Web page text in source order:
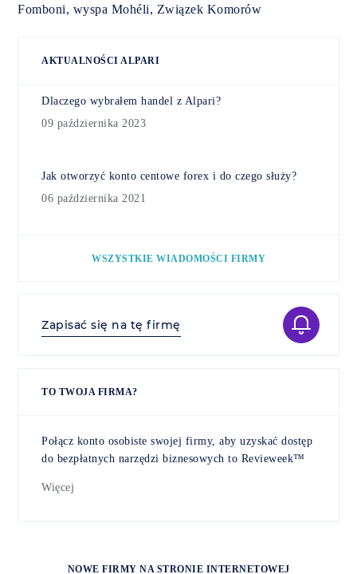
Fomboni, wyspa Mohéli, Związek Komorów
AKTUALNOŚCI ALPARI
Dlaczego wybrałem handel z Alpari?
09 października 2023
Jak otworzyć konto centowe forex i do czego służy?
06 października 2021
WSZYSTKIE WIADOMOŚCI FIRMY
Zapisać się na tę firmę
TO TWOJA FIRMA?
Połącz konto osobiste swojej firmy, aby uzyskać dostęp
do bezpłatnych narzędzi biznesowych to Revieweek™
Więcej
NOWE FIRMY NA STRONIE INTERNETOWEJ